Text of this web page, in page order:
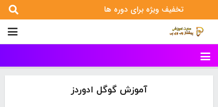
تخفیف ویژه برای دوره ها
آموزش گوگل ادوردز